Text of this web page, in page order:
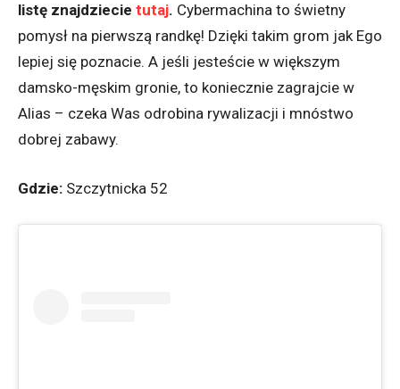
listę znajdziecie tutaj. Cybermachina to świetny
pomysł na pierwszą randkę! Dzięki takim grom jak Ego
lepiej się poznacie. A jeśli jesteście w większym
damsko-męskim gronie, to koniecznie zagrajcie w
Alias – czeka Was odrobina rywalizacji i mnóstwo
dobrej zabawy.
Gdzie: Szczytnicka 52